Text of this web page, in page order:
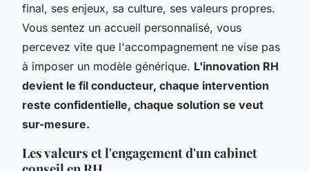
final, ses enjeux, sa culture, ses valeurs propres.
Vous sentez un accueil personnalisé, vous
percevez vite que l'accompagnement ne vise pas
à imposer un modèle générique. L'innovation RH
devient le fil conducteur, chaque intervention
reste confidentielle, chaque solution se veut
sur-mesure.
Les valeurs et l'engagement d'un cabinet